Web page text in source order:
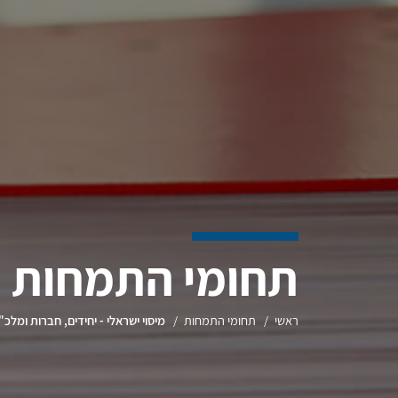
תחומי התמחות
ראשי תחומי התמחות מיסוי ישראלי - יחידים, חברות